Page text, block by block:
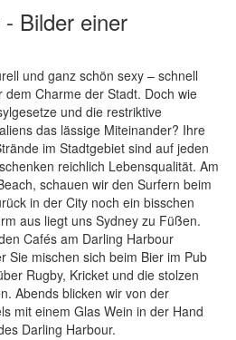
Bilder einer
und ganz schön sexy – schnell
Charme der Stadt. Doch wie
und die restriktive
das lässige Miteinander? Ihre
im Stadtgebiet sind auf jeden
reichlich Lebensqualität. Am
schauen wir den Surfern beim
in der City noch ein bisschen
aus liegt uns Sydney zu Füßen.
Cafés am Darling Harbour
Sie mischen sich beim Bier im Pub
Rugby, Kricket und die stolzen
Abends blicken wir von der
mit einem Glas Wein in der Hand
Darling Harbour.